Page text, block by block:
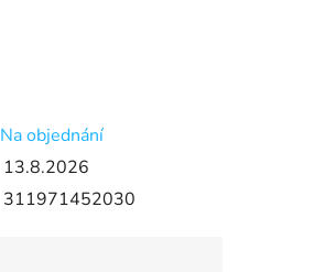
Na objednání
13.8.2026
311971452030